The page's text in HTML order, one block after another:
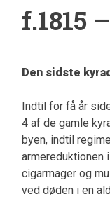
f.1815
Den sidste
Indtil for få år
4 af de gamle
byen, indtil
armereduktionen
cigarmager og
ved døden i en